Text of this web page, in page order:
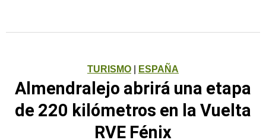
TURISMO ESPAÑA
Almendralejo abrirá una etapa
de 220 kilómetros en la Vuelta
RVE Fénix